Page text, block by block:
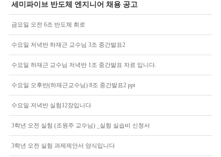
세미파이브 반도체 엔지니어 채용 공고
금요일 오전 6조 반도체 회로
수요일 저녁반 하재근 교수님 3조 중간발표2
수요일 하재근 교수님 저녁반 1조 중간발표 자료 입니다.
수요일 오후반(하재근교수님) 8조 중간발표2 ppt
수요일 저녁반 실험12장입니다
3학년 오전 실험 (조원주 교수님) _실험 실습비 신청서
3학년 오전 실험 과제제안서 양식입니다